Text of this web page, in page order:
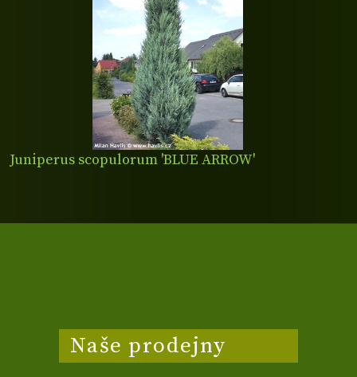
Juniperus scopulorum 'BLUE ARROW'
Naše prodejny